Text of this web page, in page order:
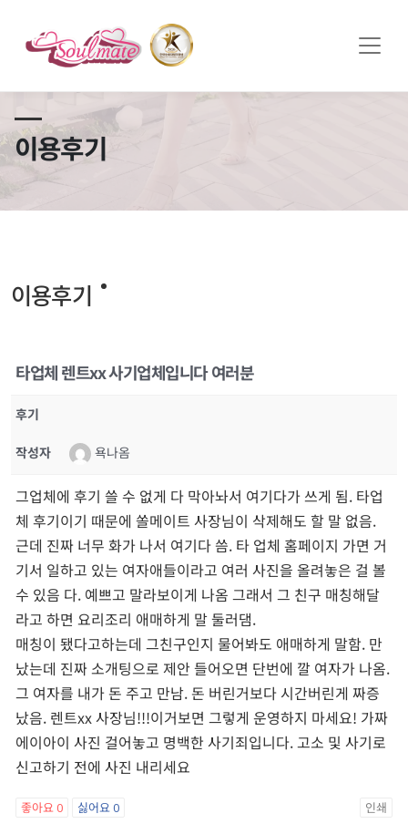
이용후기
이용후기
타업체 렌트xx 사기업체입니다 여러분
후기
작성자 욕나옴
그업체에 후기 쓸 수 없게 다 막아놔서 여기다가 쓰게 됨. 타업
체 후기이기 때문에 쏠메이트 사장님이 삭제해도 할 말 없음.
근데 진짜 너무 화가 나서 여기다 씀. 타 업체 홈페이지 가면 거
기서 일하고 있는 여자애들이라고 여러 사진을 올려놓은 걸 볼
수 있음 다. 예쁘고 말라보이게 나옴 그래서 그 친구 매칭해달
라고 하면 요리조리 애매하게 말 둘러댐.
매칭이 됐다고하는데 그친구인지 물어봐도 애매하게 말함. 만
났는데 진짜 소개팅으로 제안 들어오면 단번에 깔 여자가 나옴.
그 여자를 내가 돈 주고 만남. 돈 버린거보다 시간버린게 짜증
났음. 렌트xx 사장님!!!이거보면 그렇게 운영하지 마세요! 가짜
에이아이 사진 걸어놓고 명백한 사기죄입니다. 고소 및 사기로
신고하기 전에 사진 내리세요
좋아요 0 싫어요0 인쇄
쏠메이트×토모토모 프로모션 영상 full버전 보러가기